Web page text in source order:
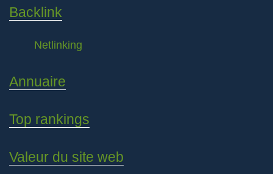
Backlink
Netlinking
Annuaire
Top rankings
Valeur du site web